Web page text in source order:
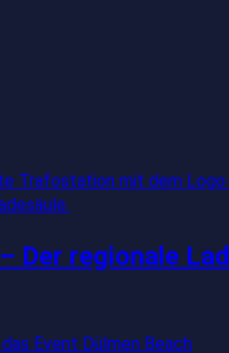
Der regionale